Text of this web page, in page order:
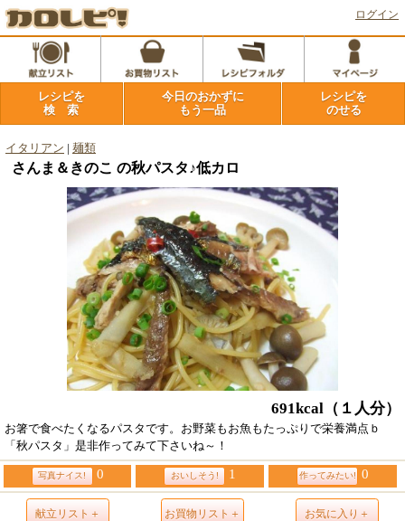
ログイン
レシピを
検 索
今日のおかずに
もう一品
レシピを
のせる
イタリアン 麺類
さんま＆きのこ の秋パスタ♪低カロ
691kcal （１人分）
お箸で食べたくなるパスタです。お野菜もお魚もたっぷりで栄養満点ｂ
「秋パスタ」是非作ってみて下さいね～！
写真ナイス! 0 おいしそう! 1 作ってみたい! 0
献立リスト＋ お買物リスト＋ お気に入り＋